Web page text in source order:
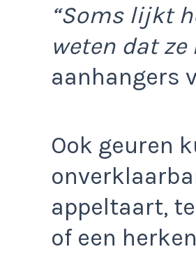
“Soms lijkt
weten dat
aanhangers
Ook geuren
appeltaart,
of een